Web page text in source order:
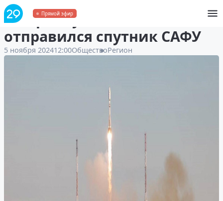
Прямой эфир
На орбиту Земли
отправился спутник САФУ
5 ноября 202412:00ОбществоРегион